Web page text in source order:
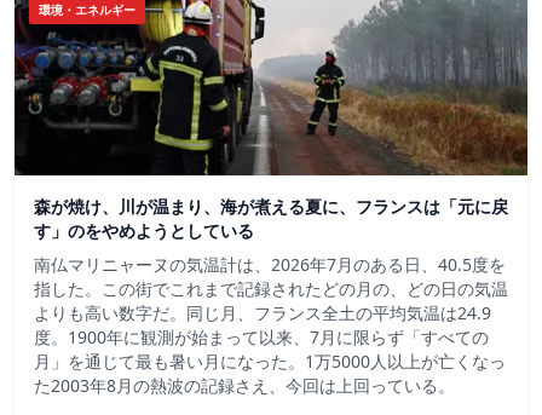
環境・エネルギー
森が焼け、川が温まり、海が煮える夏に、フランスは「元に戻
す」のをやめようとしている
南仏マリニャーヌの気温計は、2026年7月のある日、40.5度を
指した。この街でこれまで記録されたどの月の、どの日の気温
よりも高い数字だ。同じ月、フランス全土の平均気温は24.9
度。1900年に観測が始まって以来、7月に限らず「すべての
月」を通じて最も暑い月になった。1万5000人以上が亡くなっ
た2003年8月の熱波の記録さえ、今回は上回っている。